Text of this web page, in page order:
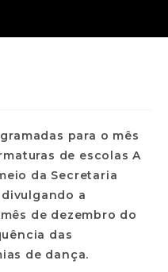
para o mês
de escolas A
da Secretaria
a
de dezembro do
das
de dança.